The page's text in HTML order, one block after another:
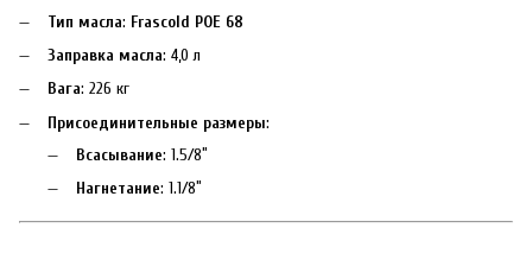
Тип масла: Frascold POE 68
Заправка масла: 4,0 л
Вага: 226 кг
Присоединительные размеры:
Всасывание: 1.5/8″
Нагнетание: 1.1/8″